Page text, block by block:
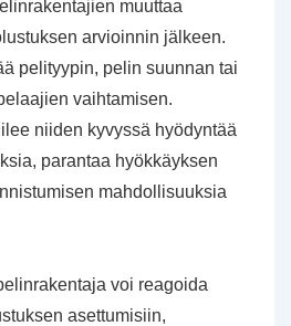
muuttaa
arvioinnin jälkeen.
pelityypin, pelin suunnan tai
vaihtamisen.
niiden kyvyssä hyödyntää
parantaa hyökkäyksen
mahdollisuuksia
voi reagoida
asettumisiin,